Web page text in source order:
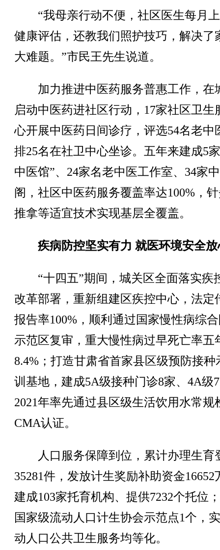
“我母亲行动不便，社区医生每月
健康评估，还教我们照护技巧，解决了
大难题。”市民王先生说道。
加力推进中医药服务普惠工作，在
启动中医药进社区行动，17家社区卫生
心开展中医药日间诊疗，评选54名老中
排25名在社卫中心坐诊。五年来建成5
中医馆”、24家名老中医工作室、34家
阁，社区中医药服务覆盖率达100%，
推拿等适宜技术实现基层全覆盖。
疾病防控坚实有力 就医环境安全放
“十四五”期间，城关区全面落实疾
改革部署，重新组建区疾控中心，法定
报告率100%，顺利通过国家慢性病综
示范区复审，重大慢性病过早死亡率五
8.4%；打造甘肃省首家县区级预防接种
训基地，建成5A级接种门诊8家、4A级
2021年率先通过县区级生活饮用水常规
CMA认证。
人口服务保障到位，累计办理生育
35281件，发放计生奖励补助资金16652
建成103家托育机构、提供7232个托位
国家级流动人口计生协会示范点1个，
动人口公共卫生服务均等化。